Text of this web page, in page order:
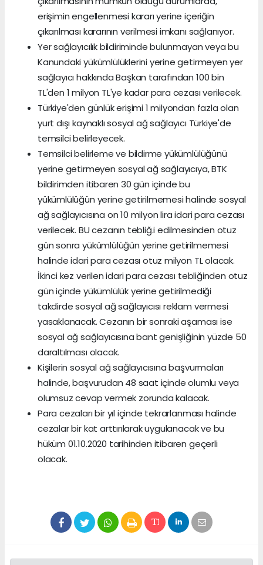
erişimin engellenmesi kararı yerine içeriğin
çıkarılması kararının verilmesi imkanı sağlanıyor.
Yer sağlayıcılık bildiriminde bulunmayan veya bu
Kanundaki yükümlülüklerini yerine getirmeyen yer
sağlayıcı hakkında Başkan tarafından 100 bin
TL'den 1 milyon TL'ye kadar para cezası verilecek.
Türkiye'den günlük erişimi 1 milyondan fazla olan
yurt dışı kaynaklı sosyal ağ sağlayıcı Türkiye'de
temsilci belirleyecek.
Temsilci belirleme ve bildirme yükümlülüğünü
yerine getirmeyen sosyal ağ sağlayıcıya, BTK
bildirimden itibaren 30 gün içinde bu
yükümlülüğün yerine getirilmemesi halinde sosyal
ağ sağlayıcısına on 10 milyon lira idari para cezası
verilecek. BU cezanın tebliğ.i edilmesinden otuz
gün sonra yükümlülüğün yerine getirilmemesi
halinde idari para cezası otuz milyon TL olacak.
İkinci kez verilen idari para cezası tebliğinden otuz
gün içinde yükümlülük yerine getirilmediği
takdirde sosyal ağ sağlayıcısı reklam vermesi
yasaklanacak. Cezanın bir sonraki aşaması ise
sosyal ağ sağlayıcısına bant genişliğinin yüzde 50
daraltılması olacak.
Kişilerin sosyal ağ sağlayıcısına başvurmaları
halinde, başvurudan 48 saat içinde olumlu veya
olumsuz cevap vermek zorunda kalacak.
Para cezaları bir yıl içinde tekrarlanması halinde
cezalar bir kat arttırılarak uygulanacak ve bu
hüküm 01.10.2020 tarihinden itibaren geçerli
olacak.